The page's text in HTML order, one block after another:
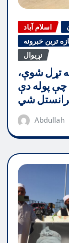
اسلام آباد
ترین خبرونه
نړیوال
تړل شوې،
پوله دې
شي
Abdullah